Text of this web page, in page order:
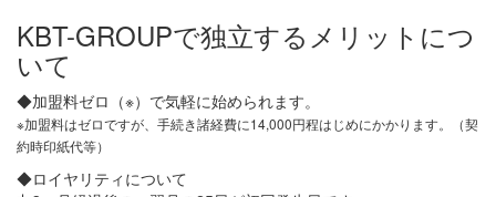
KBT-GROUPで独立するメリットにつ
いて
◆加盟料ゼロ（※）で気軽に始められます。
※加盟料はゼロですが、手続き諸経費に14,000円程はじめにかかります。（契
約時印紙代等）
◆ロイヤリティについて